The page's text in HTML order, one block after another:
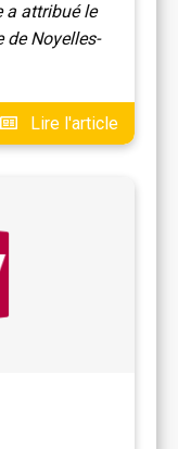
a attribué le
de Noyelles-
Lire l'article